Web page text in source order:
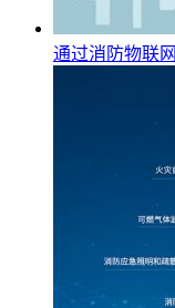
通过消防物联